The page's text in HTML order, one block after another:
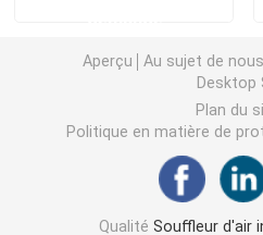
Aspirateur souffleur d'air
petit ventilateur gonflable
Aperçu Au sujet de nous
Desktop
Plan du
Politique en matière de
Qualité Souffleur d'air